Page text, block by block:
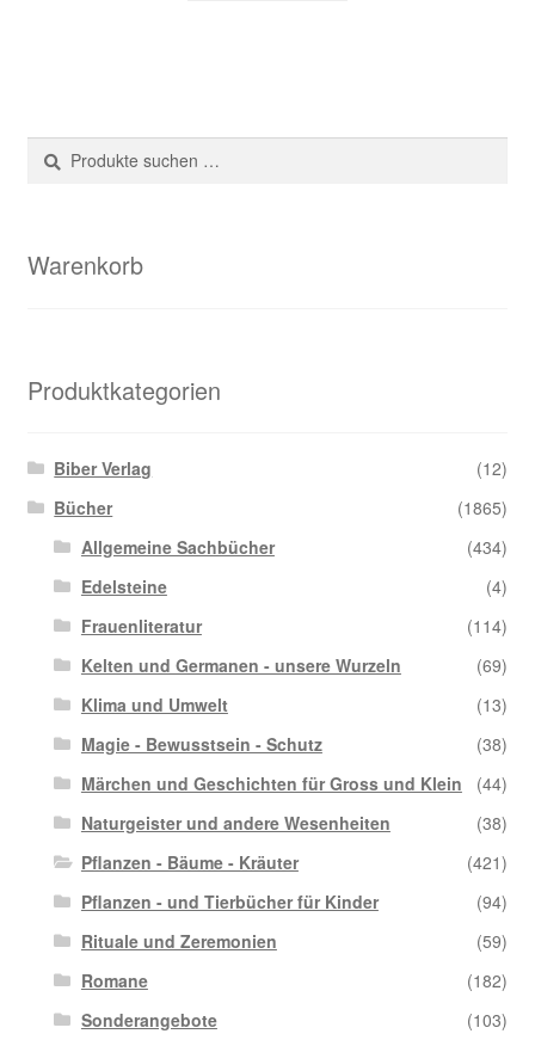
Suche
nach:
Suchen
Warenkorb
Produktkategorien
Biber Verlag
(12)
Bücher
(1865)
Allgemeine Sachbücher
(434)
Edelsteine
(4)
Frauenliteratur
(114)
Kelten und Germanen - unsere Wurzeln
(69)
Klima und Umwelt
(13)
Magie - Bewusstsein - Schutz
(38)
Märchen und Geschichten für Gross und Klein
(44)
Naturgeister und andere Wesenheiten
(38)
Pflanzen - Bäume - Kräuter
(421)
Pflanzen - und Tierbücher für Kinder
(94)
Rituale und Zeremonien
(59)
Romane
(182)
Sonderangebote
(103)